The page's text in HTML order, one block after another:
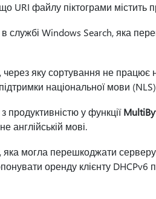
URI файлу піктограми містить
службі Windows Search, яка
яку сортування не працює
національної мови
у функції
англійській мові.
могла перешкоджати
оренду клієнту DHCPv6